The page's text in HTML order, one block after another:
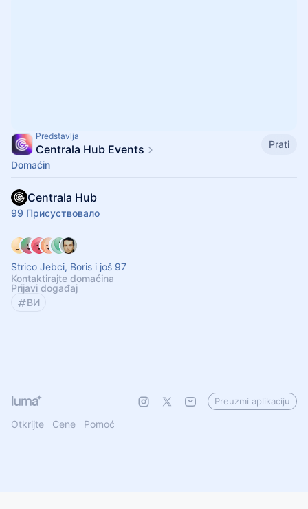
Predstavlja
Centrala Hub Events
Prati
Domaćin
Centrala Hub
99 Присуствовало
Strico Jebci, Boris i još 97
Kontaktirajte domaćina
Prijavi događaj
ВИ
Otkrijte Cene Pomoć
Preuzmi aplikaciju